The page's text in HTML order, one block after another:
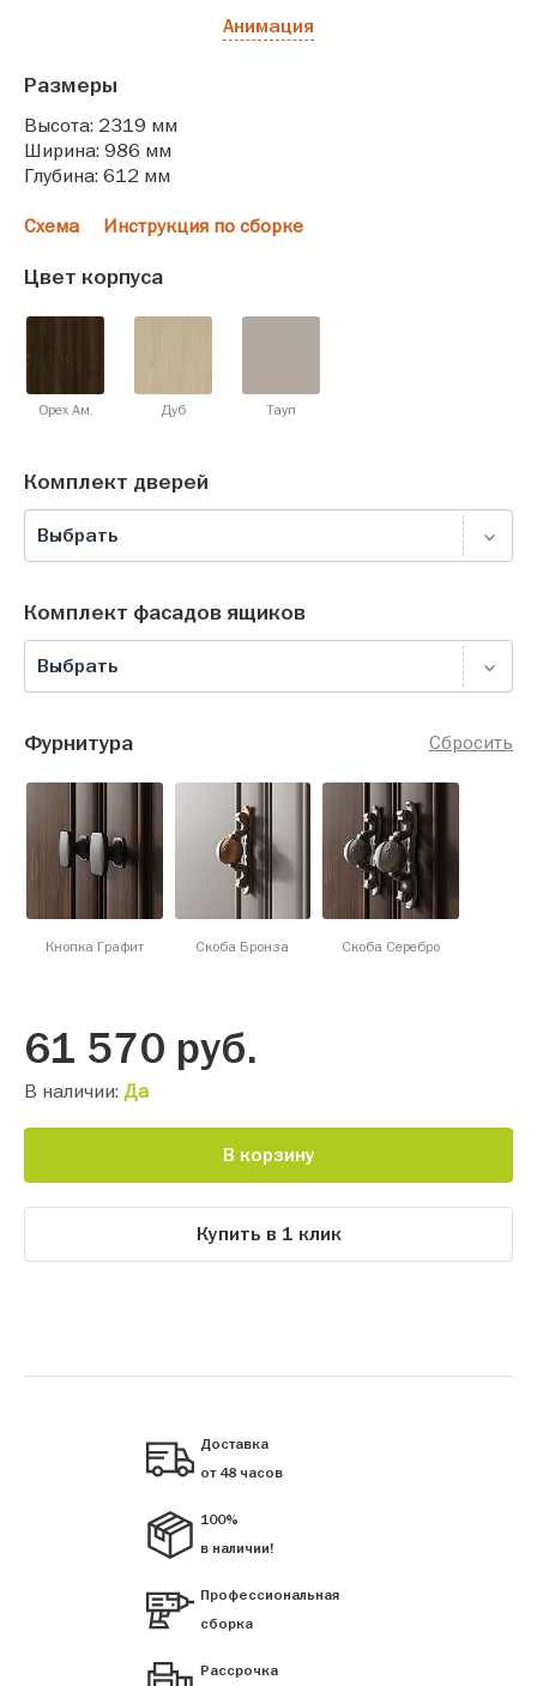
Анимация
Размеры
Высота: 2319 мм
Ширина: 986 мм
Глубина: 612 мм
Схема Инструкция по сборке
Цвет корпуса
Орех Ам. Дуб Тауп
Комплект дверей
Выбрать
Комплект фасадов ящиков
Выбрать
Сбросить
Фурнитура
Кнопка Графит Скоба Бронза Скоба Серебро
61 570 руб.
В наличии: Да
В корзину
Купить в 1 клик
Доставка
от 48 часов
100%
в наличии!
Профессиональная
сборка
Рассрочка